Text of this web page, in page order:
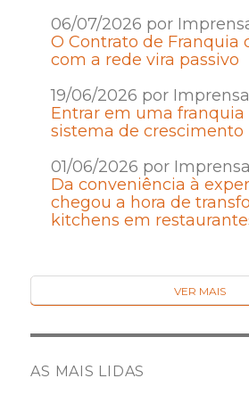
06/07/2026 por
O Contrato de Franquia
com a rede vira passivo
19/06/2026 por Imprensa
Entrar em uma franquia
sistema de crescimento
01/06/2026 por Imprensa
Da conveniência à
chegou a hora de
kitchens em
VER MAIS
AS MAIS LIDAS